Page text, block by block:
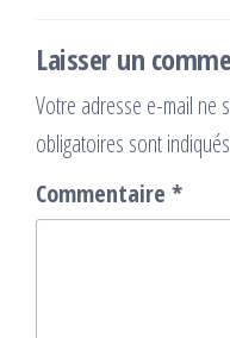
Laisser un
Votre adresse e-mail ne
obligatoires sont
Commentaire *